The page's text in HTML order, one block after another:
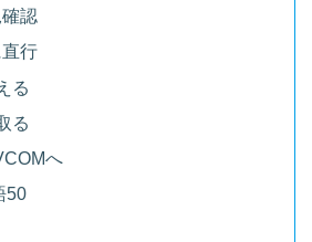
認
行
る
る
へ
50